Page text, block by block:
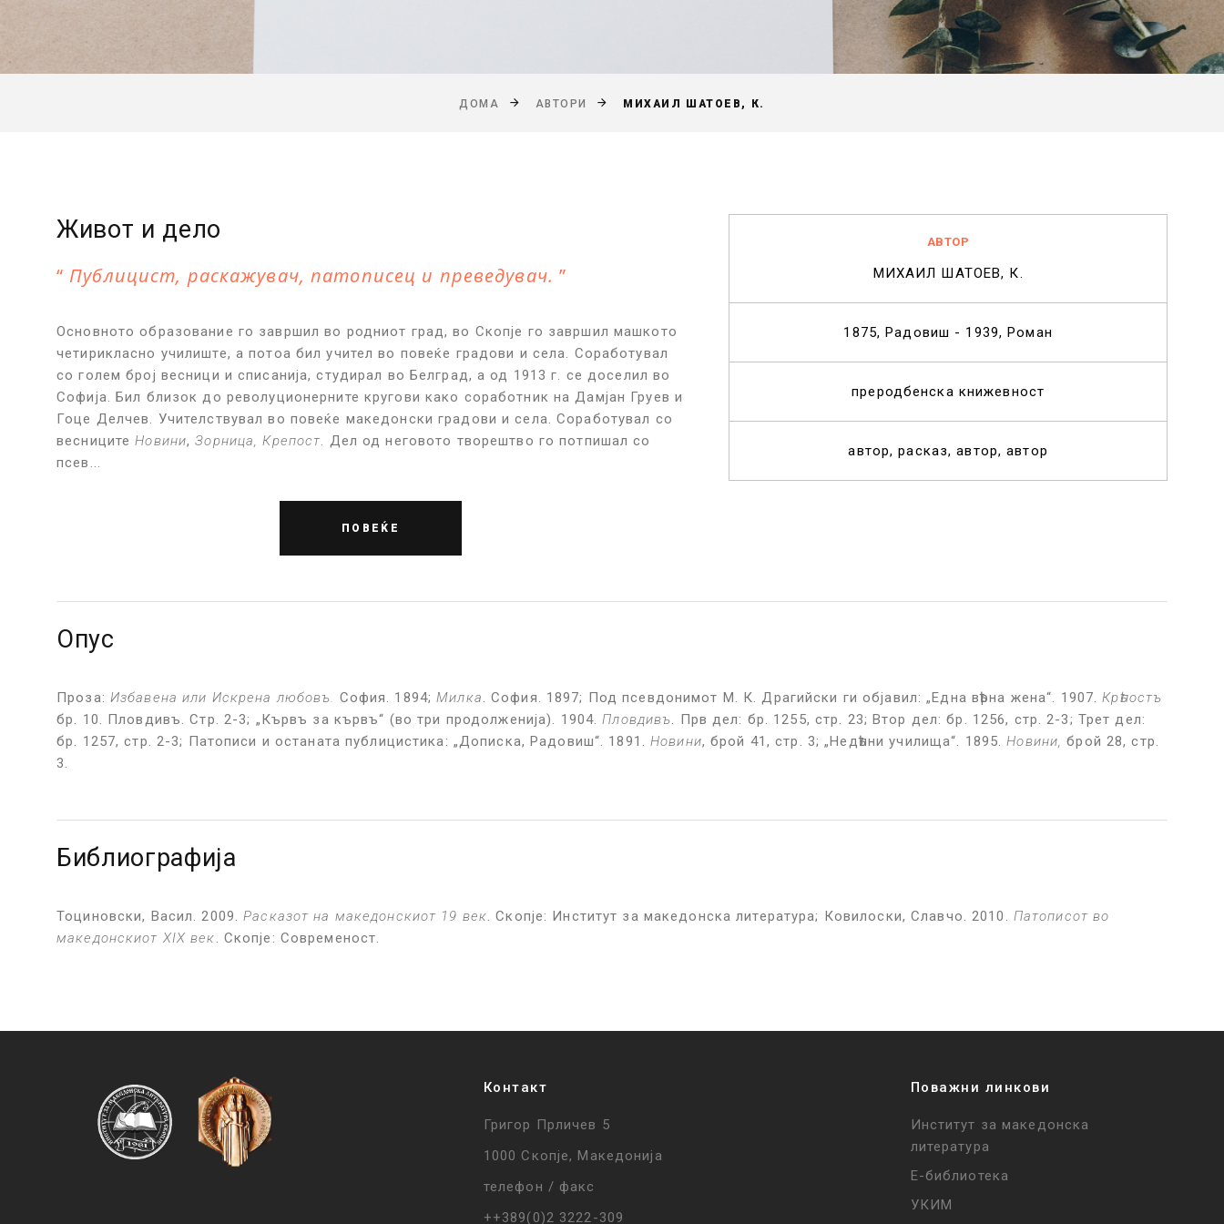
ДОМА АВТОРИ МИХАИЛ ШАТОЕВ, К.
Живот и дело
Публицист, раскажувач, патописец и преведувач.
Основното образование го завршил во родниот град, во Скопје го завршил машкото
четирикласно училиште, а потоа бил учител во повеќе градови и села. Соработувал
со голем број весници и списанија, студирал во Белград, а од 1913 г. се доселил во
Софија. Бил близок до револуционерните кругови како соработник на Дамјан Груев и
Гоце Делчев. Учителствувал во повеќе македонски градови и села. Соработувал со
весницитеНовини,Зорница, Крепост . Дел од неговото творештво го потпишал со
псев...
ПОВЕЌЕ
АВТОР
МИХАИЛ ШАТОЕВ, К.
1875, Радовиш - 1939, Роман
преродбенска книжевност
автор расказ автор автор
Опус
Проза: Избавена или Искрена любовъ София. 1894;Милка . София. 1897; Под псевдонимот М. К. Драгийски ги објавил: „Една вѣрна жена“. 1907.Крѣпостъ
бр. 10. Пловдивъ. Стр. 2-3; „Кървъ за кървъ“ (во три продолженија). 1904. Пловдивъ . Прв дел: бр. 1255, стр. 23; Втор дел: бр. 1256, стр. 2-3; Трет дел:
бр. 1257, стр. 2-3; Патописи и останата публицистика: „Дописка, Радовиш“. 1891. Новини, брой 41, стр. 3; „Недѣлни училища“. 1895.Новини, брой 28, стр.
3.
Библиографија
Тоциновски, Васил. 2009.Расказот на македонскиот 19 век . Скопје: Институт за македонска литература; Ковилоски, Славчо. 2010. Патописот во
македонскиот XIX век . Скопје: Современост.
Контакт
Григор Прличев 5
1000 Скопје, Македонија
телефон / факс
++389(0)2 3222-309
Поважни линкови
Институт за македонска
литература
Е-библиотека
УКИМ